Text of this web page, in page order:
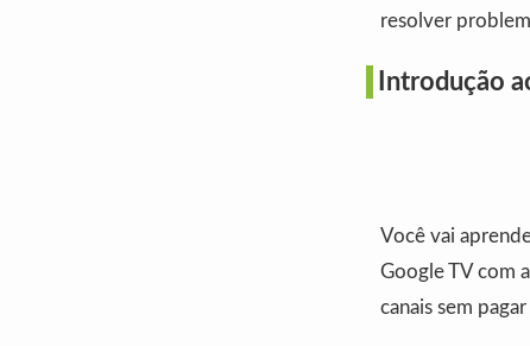
resolver
Introdução
Você vai
Google TV com
canais sem